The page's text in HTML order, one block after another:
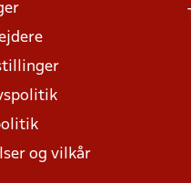
og vilkår